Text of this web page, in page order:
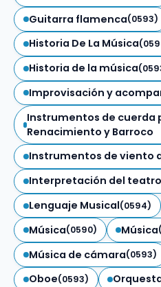
Guitarra flamenca(0593)
Historia De La Música
Historia de la música
Improvisación y
Instrumentos de cuerda
Renacimiento y Barroco
Instrumentos de viento
Interpretación del
Lenguaje Musical(0594)
Música(0590) Música
Música de cámara(0593)
Oboe(0593)